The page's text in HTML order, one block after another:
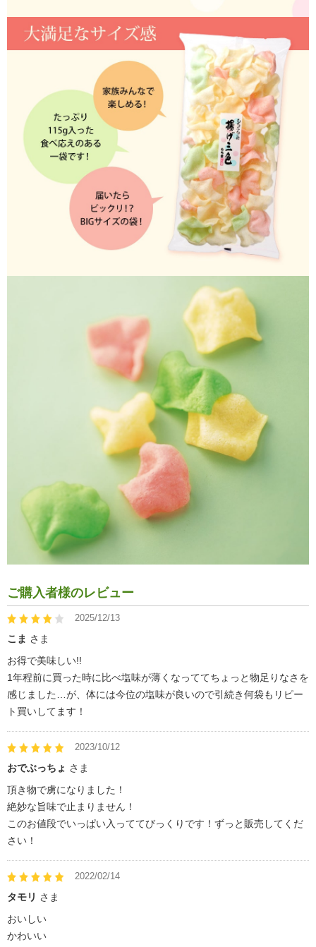
ご購入者様のレビュー
2025/12/13
こま さま
お得で美味しい!!
1年程前に買った時に比べ塩味が薄くなっててちょっと物足りなさを
感じました…が、体には今位の塩味が良いので引続き何袋もリピー
ト買いしてます！
2023/10/12
おでぶっちょ さま
頂き物で虜になりました！
絶妙な旨味で止まりません！
このお値段でいっぱい入っててびっくりです！ずっと販売してくだ
さい！
2022/02/14
タモリ さま
おいしい
かわいい